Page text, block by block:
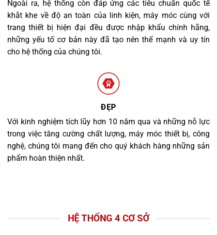
Ngoài ra, hệ thống còn đáp ứng các tiêu chuẩn quốc tế
khắt khe về độ an toàn của linh kiện, máy móc cùng với
trang thiết bị hiện đại đều được nhập khẩu chính hãng,
những yếu tố cơ bản này đã tạo nên thế mạnh và uy tín
cho hệ thống của chúng tôi.
ĐẸP
Với kinh nghiệm tích lũy hơn 10 năm qua và những nỗ lực
trong việc tăng cường chất lượng, máy móc thiết bị, công
nghệ, chúng tôi mang đến cho quý khách hàng những sản
phẩm hoàn thiện nhất.
HỆ THỐNG 4 CƠ SỞ